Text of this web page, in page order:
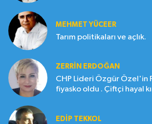
MEHMET YÜCEER
Tarım politikaları ve açlık.
ZERRIN ERDOĞAN
CHP Lideri Özgür Özel'in
fiyasko oldu . Çiftçi hayal
EDIP TEKKOL